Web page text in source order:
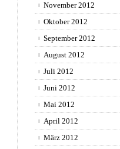
November 2012
Oktober 2012
September 2012
August 2012
Juli 2012
Juni 2012
Mai 2012
April 2012
März 2012